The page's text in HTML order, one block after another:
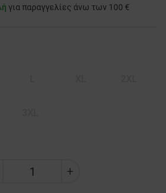
για παραγγελίες άνω των 100 €